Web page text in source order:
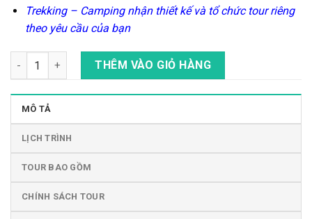
Trekking – Camping nhận thiết kế và tổ chức tour riêng
theo yêu cầu của bạn
Tour Đạp Xe Tham Quan Những Địa Điểm Đẹp Nhất Ở Viêng
THÊM VÀO GIỎ HÀNG
MÔ TẢ
LỊCH TRÌNH
TOUR BAO GỒM
CHÍNH SÁCH TOUR